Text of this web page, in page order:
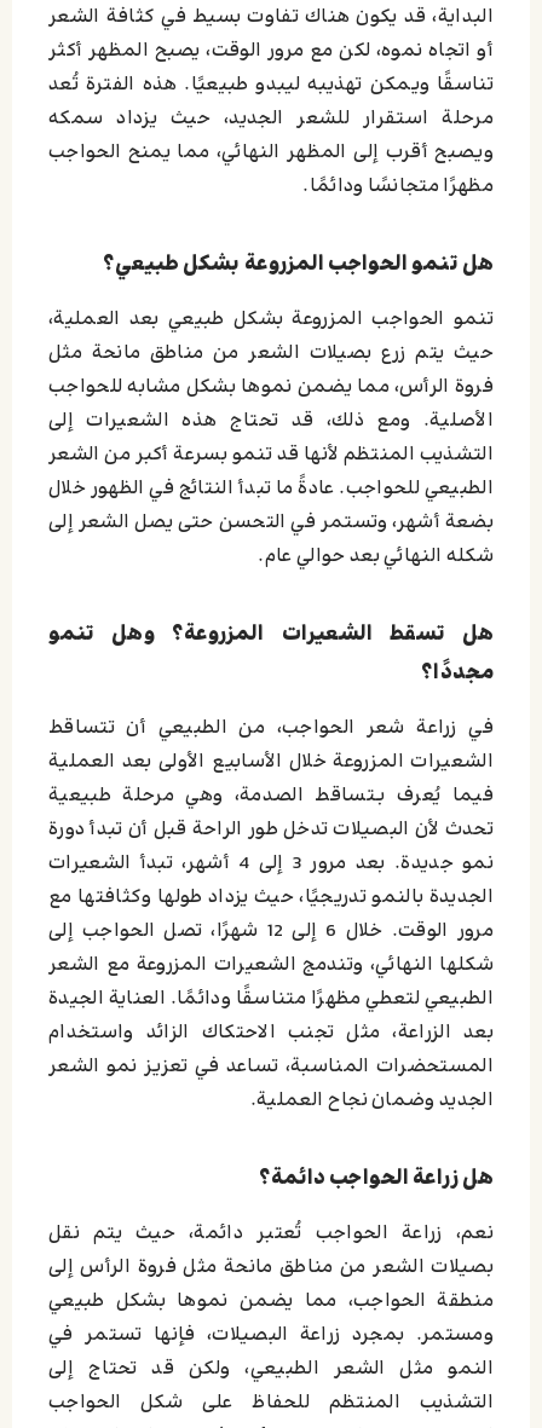
البداية، قد يكون هناك تفاوت بسيط في كثافة الشعر
أو اتجاه نموه، لكن مع مرور الوقت، يصبح المظهر أكثر
تناسقًا ويمكن تهذيبه ليبدو طبيعيًا. هذه الفترة تُعد
مرحلة استقرار للشعر الجديد، حيث يزداد سمكه
ويصبح أقرب إلى المظهر النهائي، مما يمنح الحواجب
مظهرًا متجانسًا ودائمًا.
هل تنمو الحواجب المزروعة بشكل طبيعي؟
تنمو الحواجب المزروعة بشكل طبيعي بعد العملية،
حيث يتم زرع بصيلات الشعر من مناطق مانحة مثل
فروة الرأس، مما يضمن نموها بشكل مشابه للحواجب
الأصلية. ومع ذلك، قد تحتاج هذه الشعيرات إلى
التشذيب المنتظم لأنها قد تنمو بسرعة أكبر من الشعر
الطبيعي للحواجب. عادةً ما تبدأ النتائج في الظهور خلال
بضعة أشهر، وتستمر في التحسن حتى يصل الشعر إلى
شكله النهائي بعد حوالي عام.
هل تسقط الشعيرات المزروعة؟ وهل تنمو
مجددًا؟
في زراعة شعر الحواجب، من الطبيعي أن تتساقط
الشعيرات المزروعة خلال الأسابيع الأولى بعد العملية
فيما يُعرف بـتساقط الصدمة، وهي مرحلة طبيعية
تحدث لأن البصيلات تدخل طور الراحة قبل أن تبدأ دورة
نمو جديدة. بعد مرور 3 إلى 4 أشهر، تبدأ الشعيرات
الجديدة بالنمو تدريجيًا، حيث يزداد طولها وكثافتها مع
مرور الوقت. خلال 6 إلى 12 شهرًا، تصل الحواجب إلى
شكلها النهائي، وتندمج الشعيرات المزروعة مع الشعر
الطبيعي لتعطي مظهرًا متناسقًا ودائمًا. العناية الجيدة
بعد الزراعة، مثل تجنب الاحتكاك الزائد واستخدام
المستحضرات المناسبة، تساعد في تعزيز نمو الشعر
الجديد وضمان نجاح العملية.
هل زراعة الحواجب دائمة؟
نعم، زراعة الحواجب تُعتبر دائمة، حيث يتم نقل
بصيلات الشعر من مناطق مانحة مثل فروة الرأس إلى
منطقة الحواجب، مما يضمن نموها بشكل طبيعي
ومستمر. بمجرد زراعة البصيلات، فإنها تستمر في
النمو مثل الشعر الطبيعي، ولكن قد تحتاج إلى
التشذيب المنتظم للحفاظ على شكل الحواجب